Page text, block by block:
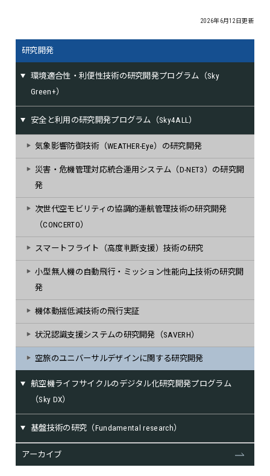
2026年6月12日更新
研究開発
環境適合性・利便性技術の研究開発プログラム（Sky
Green+）
安全と利用の研究開発プログラム（Sky4ALL）
気象影響防御技術（WEATHER-Eye）の研究開発
災害・危機管理対応統合運用システム（D-NET3）の研究開
発
次世代空モビリティの協調的運航管理技術の研究開発
（CONCERTO）
スマートフライト（高度判断支援）技術の研究
小型無人機の自動飛行・ミッション性能向上技術の研究開
発
機体動揺低減技術の飛行実証
状況認識支援システムの研究開発（SAVERH）
空旅のユニバーサルデザインに関する研究開発
航空機ライフサイクルのデジタル化研究開発プログラム
（Sky DX）
基盤技術の研究（Fundamental research）
アーカイブ